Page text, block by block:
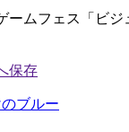
ームフェス「ビジ